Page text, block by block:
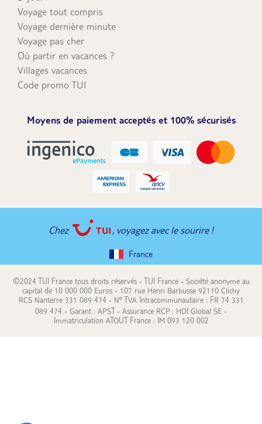
Voyage tout compris
Voyage dernière minute
Voyage pas cher
Où partir en vacances ?
Villages vacances
Code promo TUI
Moyens de paiement acceptés et 100% sécurisés
Chez , voyagez avec le sourire !
France
©2024 TUI France tous droits réservés - TUI France - Société anonyme au
capital de 10 000 000 Euros - 107 rue Henri Barbusse 92110 Clichy
RCS Nanterre 331 089 474 - N° TVA Intracommunautaire : FR 74 331
089 474 - Garant : APST - Assurance RCP : HDI Global SE -
Immatriculation ATOUT France : IM 093 120 002